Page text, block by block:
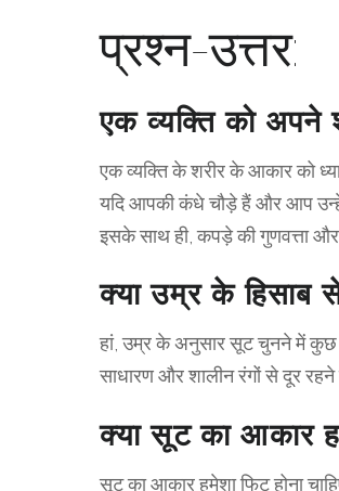
प्रश्न-उत्तर:
एक व्यक्ति को
एक व्यक्ति के शरीर के आकार को
यदि आपकी कंधे चौड़े हैं और आप
इसके साथ ही, कपड़े की गुणवत्ता
क्या उम्र के हिसाब
हां, उम्र के अनुसार सूट चुनने में कुछ
साधारण और शालीन रंगों से दूर
क्या सूट का आकार
सूट का आकार हमेशा फिट होना